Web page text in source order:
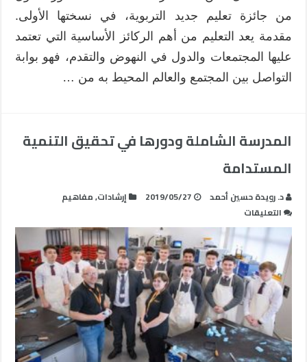
من جائزة تعليم جديد التربوية، في نسختها الأولى.
مقدمة يعد التعليم من أهم الركائز الأساسية التي تعتمد
عليها المجتمعات والدول في النهوض والتقدم، فهو بوابة
التواصل بين المجتمع والعالم المحيط به من …
المدرسة الشاملة ودورها في تحقيق التنمية
المستدامة
د. رويدة حسين أحمد 2019/05/27 إرشادات,مفاهيم
التعليقات
المدرسة
الشاملة
ودورها
في
تحقيق
التنمية
المستدامة
مغلقة